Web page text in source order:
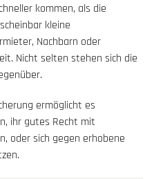
kommen, als die
kleine
Nachbarn oder
Nicht selten stehen sich die
ermöglicht es
ihr gutes Recht mit
oder sich gegen erhobene